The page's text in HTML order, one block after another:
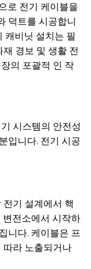
로 전기 케이블을
덕트를 시공합니
캐비닛 설치는 필
재 경보 및 생활 전
의 포괄적 인 작
시스템의 안전성
입니다. 전기 시공
기 설계에서 핵
변전소에서 시작하
니다. 케이블은 프
따라 노출되거나